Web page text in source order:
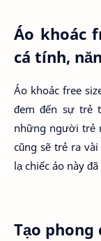
Áo khoác
cá tính,
Áo khoác free
đem đến sự trẻ
những người trẻ
cũng sẽ trẻ ra
lạ chiếc áo này
Tạo phong